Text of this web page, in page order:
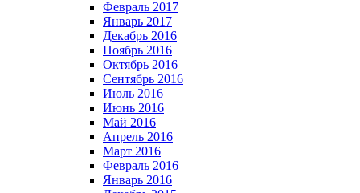
Февраль 2017
Январь 2017
Декабрь 2016
Ноябрь 2016
Октябрь 2016
Сентябрь 2016
Июль 2016
Июнь 2016
Май 2016
Апрель 2016
Март 2016
Февраль 2016
Январь 2016